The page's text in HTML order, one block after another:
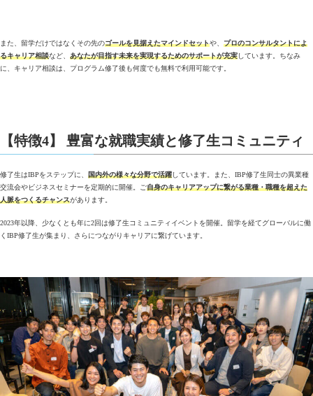
また、留学だけではなくその先のゴールを見据えたマインドセットや、 プロのコンサルタントによ
るキャリア相談など、 あなたが目指す未来を実現するためのサポートが充実しています。ちなみ
に、キャリア相談は、プログラム修了後も何度でも無料で利用可能です。
【特徴4】 豊富な就職実績と修了生コミュニティ
修了生はIBPをステップに、 国内外の様々な分野で活躍しています。また、IBP修了生同士の異業種
交流会やビジネスセミナーを定期的に開催。ご自身のキャリアアップに繋がる業種・職種を超えた
人脈をつくるチャンスがあります。
2023年以降、少なくとも年に2回は修了生コミュニティイベントを開催。留学を経てグローバルに働
くIBP修了生が集まり、さらにつながりキャリアに繋げています。